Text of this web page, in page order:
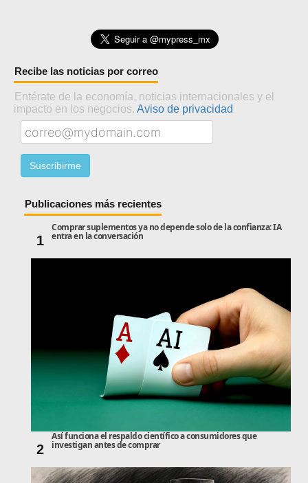
Recibe las noticias por correo
Entérate de la economía, noticias internacionales y el
impacto en los negocios. Aviso de privacidad
Publicaciones más recientes
1
Comprar suplementos ya no depende solo de la confianza: IA
entra en la conversación
2
Así funciona el respaldo científico a consumidores que
investigan antes de comprar